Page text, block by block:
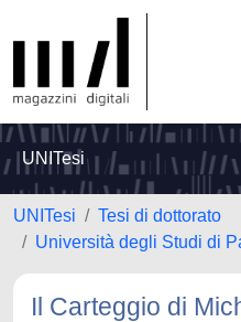
UNITesi
UNITesi
Tesi di dottorato
Università degli Studi di
Il Carteggio di